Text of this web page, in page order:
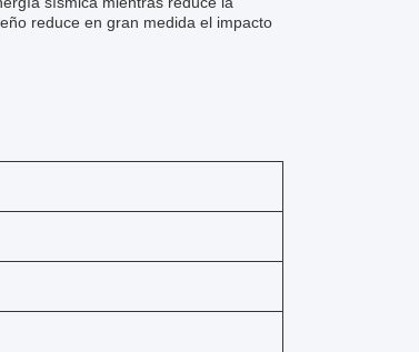
reduce en gran medida el impacto